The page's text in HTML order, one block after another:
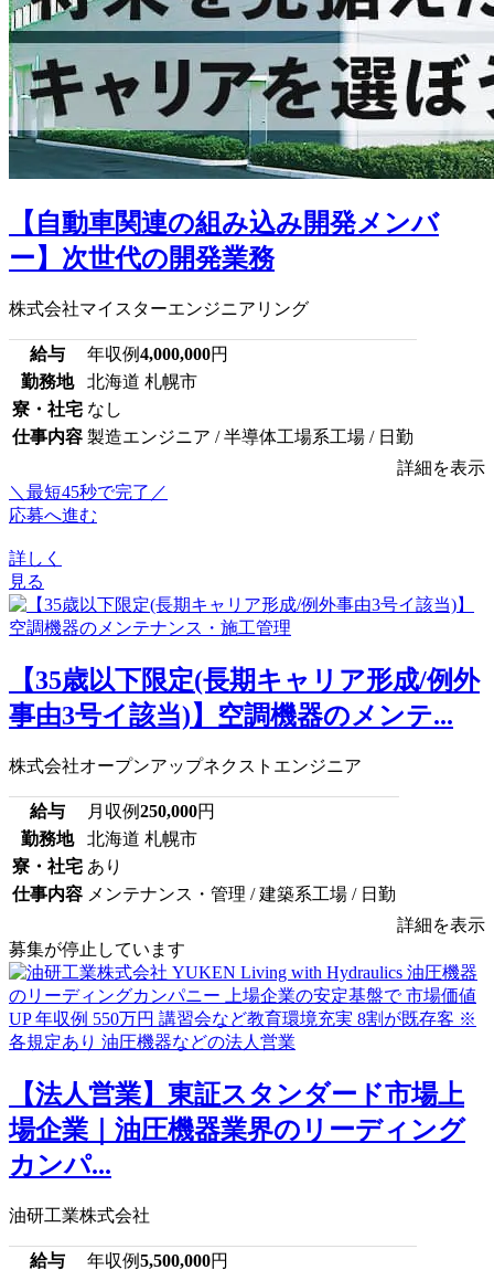
【自動車関連の組み込み開発メンバ
ー】次世代の開発業務
株式会社マイスターエンジニアリング
給与 年収例4,000,000円
勤務地
北海道 札幌市
寮・社宅 なし
仕事内容 製造エンジニア / 半導体工場系工場 / 日勤
詳細を表示
＼最短45秒で完了／
応募へ進む
詳しく
見る
【35歳以下限定(長期キャリア形成/例外
事由3号イ該当)】空調機器のメンテ...
株式会社オープンアップネクストエンジニア
給与 月収例250,000円
勤務地
北海道 札幌市
寮・社宅 あり
仕事内容 メンテナンス・管理 / 建築系工場 / 日勤
詳細を表示
募集が停止しています
【法人営業】東証スタンダード市場上
場企業｜油圧機器業界のリーディング
カンパ...
油研工業株式会社
給与 年収例5,500,000円